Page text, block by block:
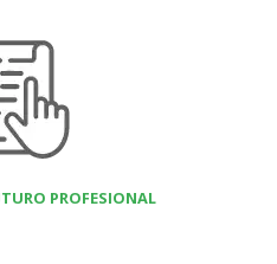
PROFESIONAL